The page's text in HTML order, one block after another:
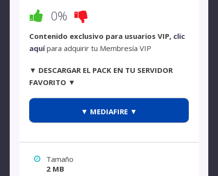
0%
Contenido exclusivo para usuarios VIP, clic
aquípara adquirir tu Membresía VIP
▼ DESCARGAR EL PACK EN TU SERVIDOR
FAVORITO ▼
▼ MEDIAFIRE ▼
Tamaño
2 MB